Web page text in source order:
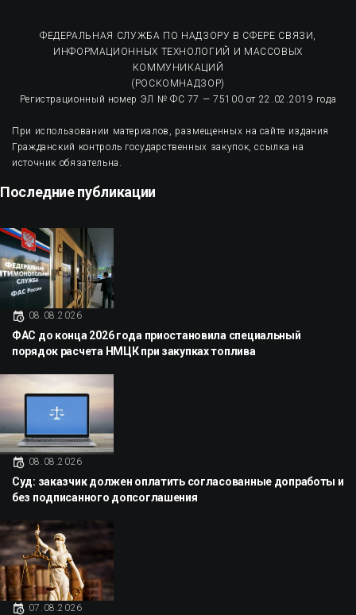
ФЕДЕРАЛЬНАЯ СЛУЖБА ПО НАДЗОРУ В СФЕРЕ СВЯЗИ,
ИНФОРМАЦИОННЫХ ТЕХНОЛОГИЙ И МАССОВЫХ
КОММУНИКАЦИЙ
(РОСКОМНАДЗОР)
Регистрационный номер ЭЛ № ФС 77 — 75100 от 22.02.2019 года
При использовании материалов, размещенных на сайте издания
Гражданский контроль государственных закупок, ссылка на
источник обязательна.
Последние публикации
08.08.2026
ФАС до конца 2026 года приостановила специальный
порядок расчета НМЦК при закупках топлива
08.08.2026
Суд: заказчик должен оплатить согласованные допработы и
без подписанного допсоглашения
07.08.2026